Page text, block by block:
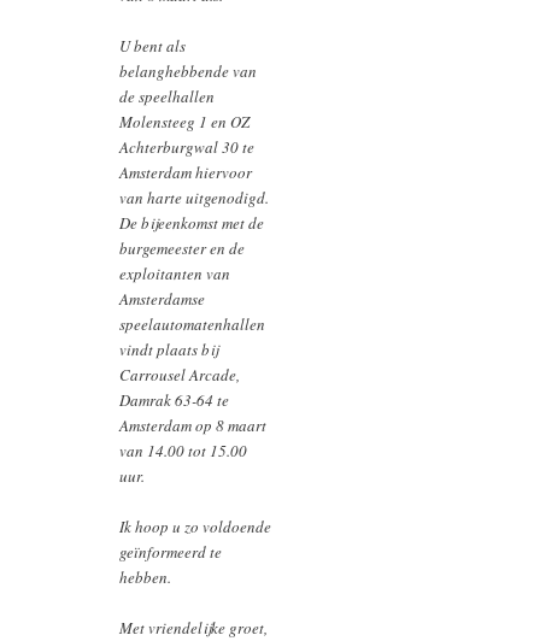
U bent als
belanghebbende van
de speelhallen
Molensteeg 1 en OZ
Achterburgwal 30 te
Amsterdam hiervoor
van harte uitgenodigd.
De bijeenkomst met de
burgemeester en de
exploitanten van
Amsterdamse
speelautomatenhallen
vindt plaats bij
Carrousel Arcade,
Damrak 63-64 te
Amsterdam op 8 maart
van 14.00 tot 15.00
uur.
Ik hoop u zo voldoende
geïnformeerd te
hebben.
Met vriendelijke groet,